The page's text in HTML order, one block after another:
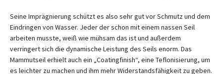
Seine Imprägnierung schützt es also sehr gut vor Schmutz und dem
Eindringen von Wasser. Jeder der schon mit einem nassen Seil
arbeiten musste, weiß wie mühsam das ist und außerdem
verringert sich die dynamische Leistung des Seils enorm. Das
Mammutseil erhielt auch ein „Coatingfinish“, eine Teflonisierung, um
es leichter zu machen und ihm mehr Widerstandsfähigkeit zu geben.